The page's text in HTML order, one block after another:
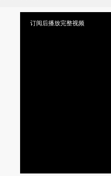
订阅后播放完整视频